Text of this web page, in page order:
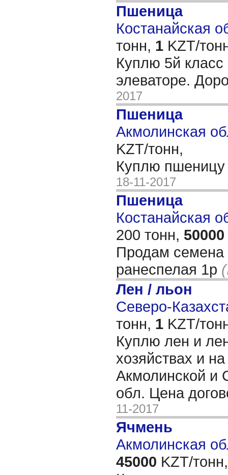
Пшеница
Костанайская
тонн, 1 KZT/
Куплю 5й
элеваторе.
2017
Пшеница
Акмолинская
KZT/тонн,
Куплю
18-11-2017
Пшеница
Костанайская
200 тонн, 50000
Продам семена
ранеспелая 1р
Лен / льон
Северо-
тонн, 1 KZT/
Куплю лен и
хозяйствах и
Акмолинской и
обл. Цена
11-2017
Ячмень
Акмолинская
45000 KZT/тонн,